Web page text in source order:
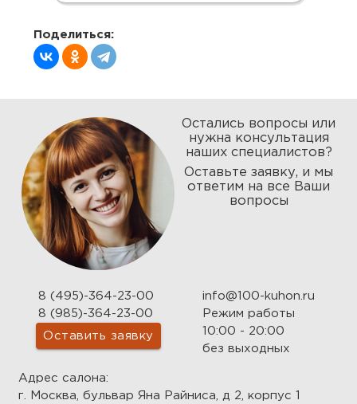
Поделиться:
Остались вопросы или
нужна консультация
наших специалистов?
Оставьте заявку, и мы
ответим на все Ваши
вопросы
8 (495)-364-23-00
8 (985)-364-23-00
Оставить заявку
info@100-kuhon.ru
Режим работы
10:00 - 20:00
без выходных
Адрес салона:
г. Москва, бульвар Яна Райниса, д 2, корпус 1